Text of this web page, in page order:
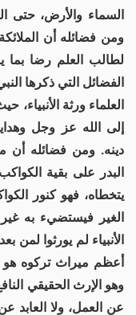
السماء والأرض، حتى
ومن فضائله أن
لطالب العلم رضا بما
الفضائل التي ذكرها
العلماء ورثة الأنبياء،
إلى الله عز وجل
دينه. ومن فضائله أن
البدر على بقية
يتخطاه، فهو كنور
الغير فيستضيء به
الأنبياء لم يورثوا لمن
أعظم ميراث تركوه هو
وهو الإرث الحقيقي
عن العمل، ولا العابد